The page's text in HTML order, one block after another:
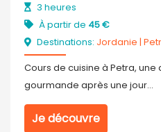
3 heures
À partir de 45 €
Destinations: Jordanie |
Cours de cuisine à Petra,
gourmande après une jour...
Je découvre